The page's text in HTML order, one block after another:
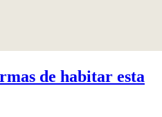
de habitar esta